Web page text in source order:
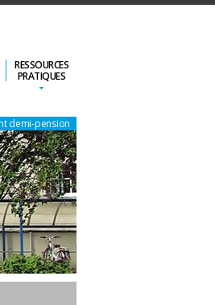
RESSOURCES
PRATIQUES
demi-pension